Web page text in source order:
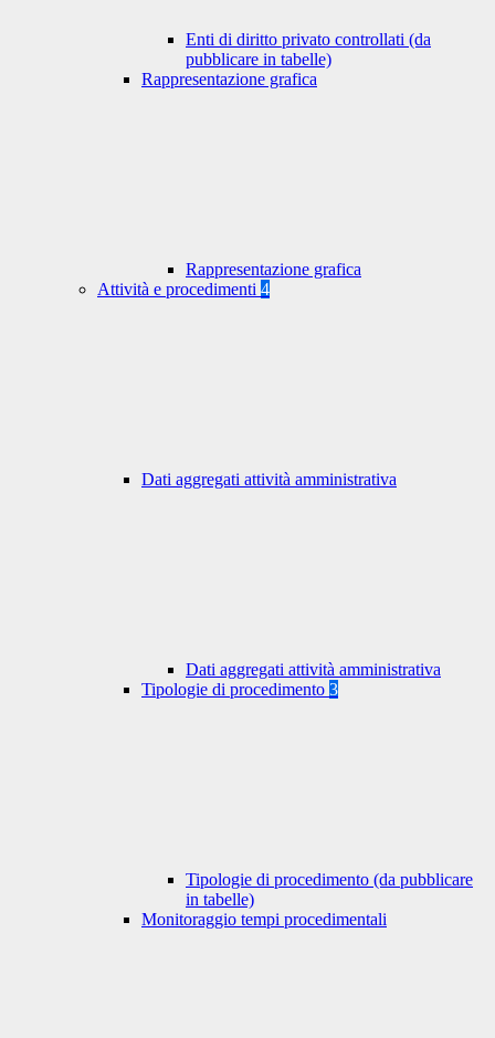
Enti di diritto privato controllati (da
pubblicare in tabelle)
Rappresentazione grafica
Rappresentazione grafica
Attività e procedimenti 4
Dati aggregati attività amministrativa
Dati aggregati attività amministrativa
Tipologie di procedimento 3
Tipologie di procedimento (da pubblicare
in tabelle)
Monitoraggio tempi procedimentali